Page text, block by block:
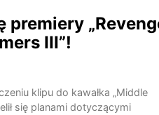
premiery
III”!
klipu do kawałka „Middle
się planami dotyczącymi